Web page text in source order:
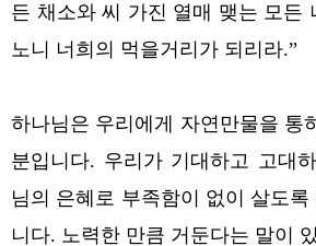
든 채소와 씨 가진 열매 맺는 모든
노니 너희의 먹을거리가 되리라.”
하나님은 우리에게 자연만물을 통
분입니다. 우리가 기대하고 고대
님의 은혜로 부족함이 없이 살도록
니다. 노력한 만큼 거둔다는 말이